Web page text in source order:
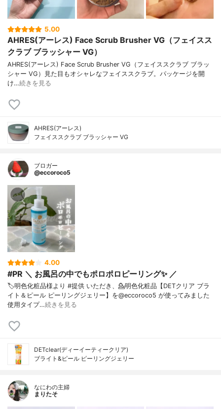
5.00
AHRES(アーレス) Face Scrub Brusher VG（フェイスス
クラブ ブラッシャー VG）
AHRES(アーレス) Face Scrub Brusher VG（フェイススクラブ ブラッ
シャー VG）見た目もオシャレなフェイススクラブ。パッケージを開
け…続きを見る
AHRES(アーレス)
フェイススクラブ ブラッシャー VG
ブロガー
@eccoroco5
4.00
#PR ＼ お風呂の中でもポロポロピーリング✨ ／
🏷️明色化粧品様より #提供 いただき、⁡💁明色化粧品【DETクリア ブラ
イト＆ピール ピーリングジェリー】を@eccoroco5 が使ってみました⁡
使用タイプ…続きを見る
DETclear(ディーイーティークリア)
ブライト&ピール ピーリングジェリー
なにわの主婦
まりたそ